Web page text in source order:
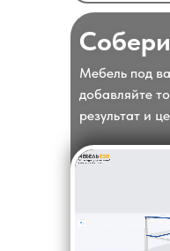
Мебель под
добавляйте
результат и